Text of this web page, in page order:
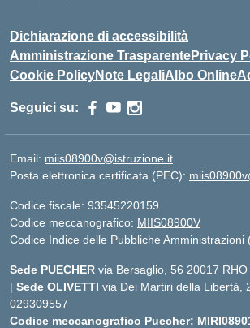
Dichiarazione di accessibilità
Amministrazione TrasparentePrivacy
Cookie PolicyNote LegaliAlbo Online
Seguici su:
Email: miis08900v@istruzione.it
Posta elettronica certificata (PEC):
Codice fiscale: 93545220159
Codice meccanografico: MIIS08900V
Codice Indice delle Pubbliche Amministrazioni
Sede PUECHER via Bersaglio, 56 20017
| Sede OLIVETTI via Dei Martiri della Libertà,
029309557
Codice meccanografico Puecher: